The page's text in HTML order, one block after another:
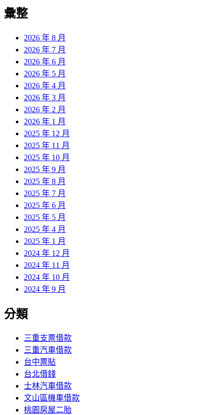
覽
彙整
2026 年 8 月
2026 年 7 月
2026 年 6 月
2026 年 5 月
2026 年 4 月
2026 年 3 月
2026 年 2 月
2026 年 1 月
2025 年 12 月
2025 年 11 月
2025 年 10 月
2025 年 9 月
2025 年 8 月
2025 年 7 月
2025 年 6 月
2025 年 5 月
2025 年 4 月
2025 年 1 月
2024 年 12 月
2024 年 11 月
2024 年 10 月
2024 年 9 月
分類
三重支票借款
三重汽車借款
台中票貼
台北借錢
士林汽車借款
文山區機車借款
桃園房屋二胎